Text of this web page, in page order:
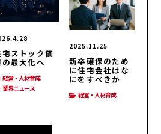
宅ストック価
の最大化へ
経営・人材育成
業界ニュース
2025.11.25
新卒確保のため
に住宅会社はな
にをすべきか
経営・人材育成